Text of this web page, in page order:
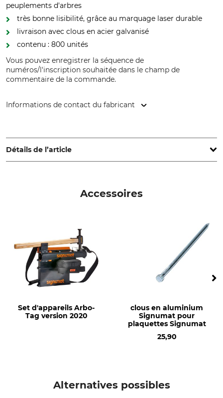
peuplements d'arbres
très bonne lisibilité, grâce au marquage laser durable
livraison avec clous en acier galvanisé
contenu : 800 unités
Vous pouvez enregistrer la séquence de
numéros/l'inscription souhaitée dans le champ de
commentaire de la commande.
Informations de contact du fabricant
www.latschbacher.com
Détails de l’article
Accessoires
Set d'appareils Arbo-
Tag version 2020
clous en aluminium
Signumat pour
plaquettes Signumat
25,90
Alternatives possibles